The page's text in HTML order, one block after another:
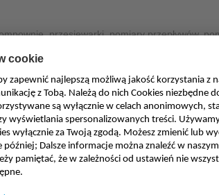
przesiewarki, pomiary przepływów,
wody, stacje odsalania, pomiary poziomu.
pomiary poziomu ze zdalnym przesyłem